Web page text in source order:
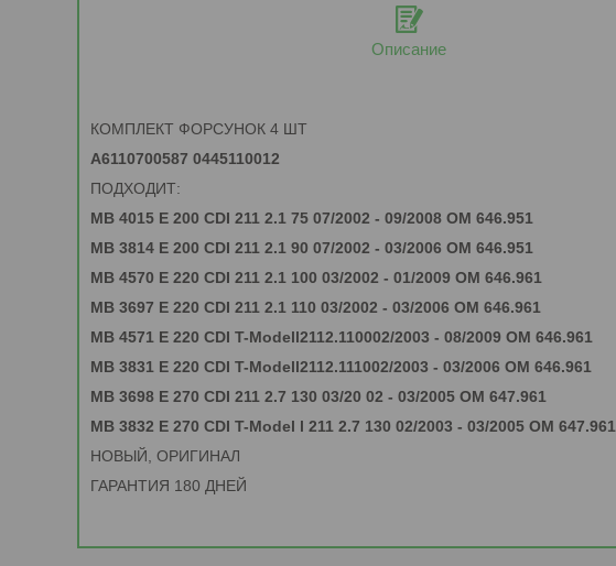
Описание
КОМПЛЕКТ ФОРСУНОК 4 ШТ
A6110700587 0445110012
ПОДХОДИТ:
MB 4015 E 200 CDI 211 2.1 75 07/2002 - 09/2008 OM 646.951
MB 3814 E 200 CDI 211 2.1 90 07/2002 - 03/2006 OM 646.951
MB 4570 E 220 CDI 211 2.1 100 03/2002 - 01/2009 OM 646.961
MB 3697 E 220 CDI 211 2.1 110 03/2002 - 03/2006 OM 646.961
MB 4571 E 220 CDI T-Modell2112.110002/2003 - 08/2009 OM 646.961
MB 3831 E 220 CDI T-Modell2112.111002/2003 - 03/2006 OM 646.961
MB 3698 E 270 CDI 211 2.7 130 03/20 02 - 03/2005 OM 647.961
MB 3832 E 270 CDI T-Model l 211 2.7 130 02/2003 - 03/2005 OM 647.961
НОВЫЙ, ОРИГИНАЛ
ГАРАНТИЯ 180 ДНЕЙ